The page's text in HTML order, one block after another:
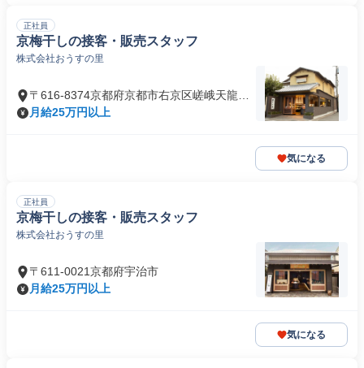
正社員
京梅干しの接客・販売スタッフ
株式会社おうすの里
〒616-8374京都府京都市右京区嵯峨天龍寺
北造路町
月給25万円以上
気になる
正社員
京梅干しの接客・販売スタッフ
株式会社おうすの里
〒611-0021京都府宇治市
月給25万円以上
気になる